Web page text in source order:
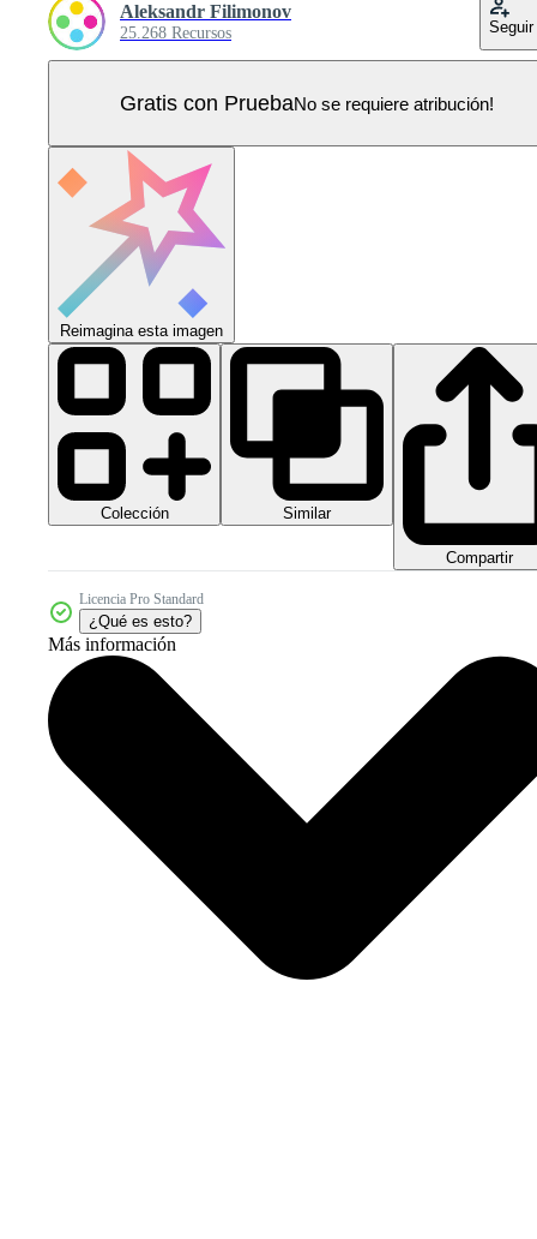
Aleksandr Filimonov
25.268 Recursos Seguir
Gratis con PruebaNo se requiere atribución!
Reimagina esta imagen
Colección Similar
Compartir
Licencia Pro Standard
¿Qué es esto?
Más información